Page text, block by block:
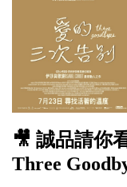
🎥 誠品請你
Three